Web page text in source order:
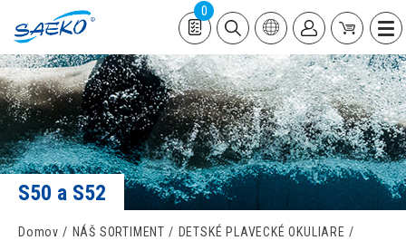
0
S50 a S52
Domov NÁŠ SORTIMENT
DETSKÉ PLAVECKÉ OKULIARE